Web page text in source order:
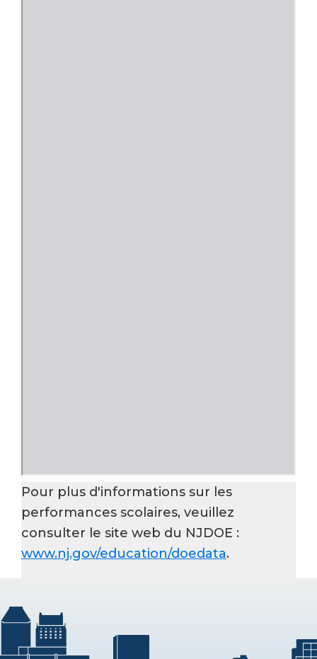
Pour plus d'informations sur les
performances scolaires, veuillez
consulter le site web du NJDOE :
www.nj.gov/education/doedata.